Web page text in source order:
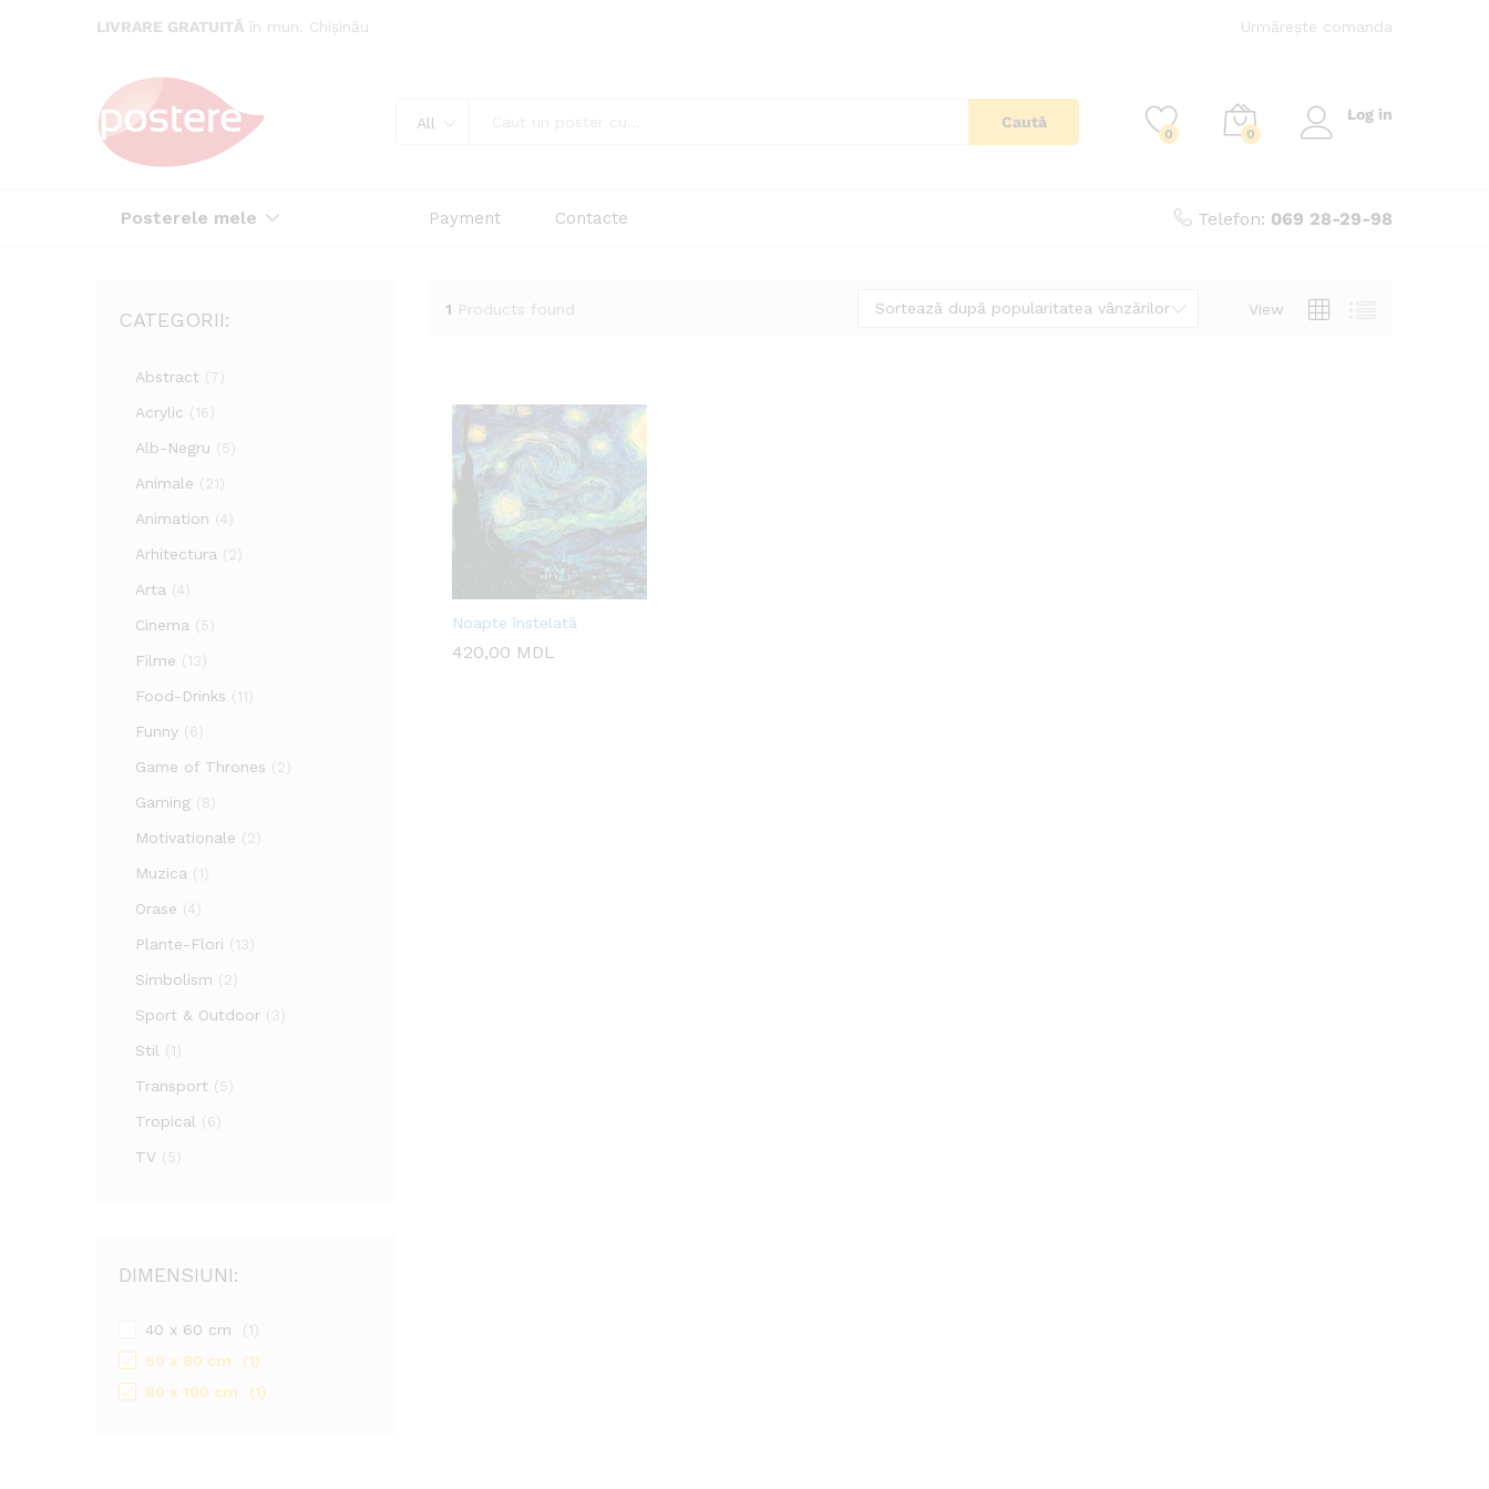
LIVRARE GRATUITĂ în mun. Chișinău Urmărește comanda
All Caută
0 0
Log in
Posterele mele Payment Contacte Telefon: 069 28-29-98
1 Products found View
Sortează după popularitatea vânzărilor
Noapte înstelată
420,00 MDL
420,00 MDL
CATEGORII:
Abstract (7)
Acrylic (16)
Alb-Negru (5)
Animale (21)
Animation (4)
Arhitectura (2)
Arta (4)
Cinema (5)
Filme (13)
Food-Drinks (11)
Funny (6)
Game of Thrones (2)
Gaming (8)
Motivationale (2)
Muzica (1)
Orase (4)
Plante-Flori (13)
Simbolism (2)
Sport & Outdoor (3)
Stil (1)
Transport (5)
Tropical (6)
TV (5)
DIMENSIUNI:
40 x 60 cm (1)
60 x 80 cm (1)
80 x 100 cm (1)